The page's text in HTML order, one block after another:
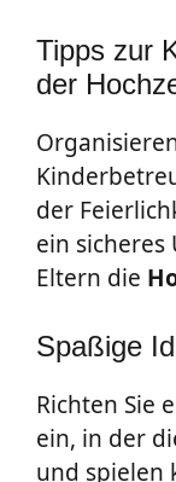
Tipps zur
der
der
ein sicheres
Eltern die
Spaßige
Richten Sie
ein, in der
und spielen